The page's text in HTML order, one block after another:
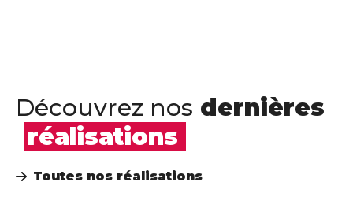
Découvrez nos dernières
réalisations
Toutes nos réalisations